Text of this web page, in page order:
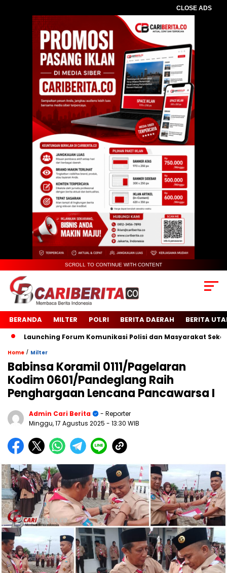
CLOSE ADS
SCROLL TO CONTINUE WITH CONTENT
BERANDA MILTER POLRI BERITA DAERAH BERITA
Launching Forum Komunikasi Polisi dan Masyarakat Sekolah
Home / Milter
Babinsa Koramil 0111/Pagelaran
Kodim 0601/Pandeglang Raih
Penghargaan Lencana Pancawarsa I
Admin Cari Berita
- Reporter
Minggu, 17 Agustus 2025 - 13:30 WIB